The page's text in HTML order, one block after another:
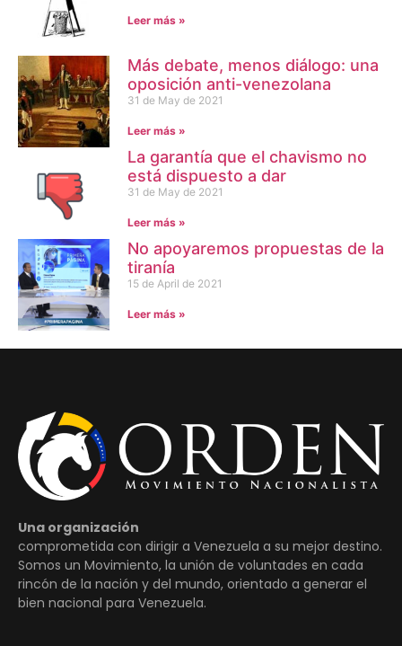
Leer más »
Más debate, menos diálogo: una
oposición anti-venezolana
31 de May de 2021
Leer más »
La garantía que el chavismo no
está dispuesto a dar
31 de May de 2021
Leer más »
No apoyaremos propuestas de la
tiranía
15 de April de 2021
Leer más »
Una organización
comprometida con dirigir a Venezuela a su mejor destino.
Somos un Movimiento, la unión de voluntades en cada
rincón de la nación y del mundo, orientado a generar el
bien nacional para Venezuela.